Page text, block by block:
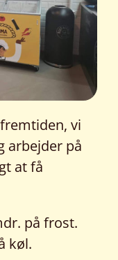
vi
arbejder på
at få
på frost.
køl.